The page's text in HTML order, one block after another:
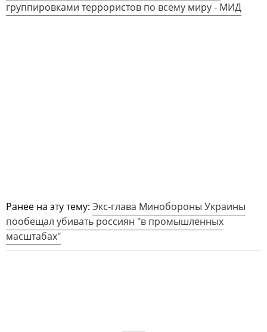
группировками террористов по всему миру - МИД
Ранее на эту тему: Экс-глава Минобороны Украины
пообещал убивать россиян "в промышленных
масштабах"